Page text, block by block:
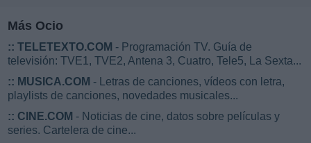
Más Ocio
:: TELETEXTO.COM - Programación TV. Guía de
televisión: TVE1, TVE2, Antena 3, Cuatro, Tele5, La Sexta...
:: MUSICA.COM - Letras de canciones, vídeos con letra,
playlists de canciones, novedades musicales...
:: CINE.COM - Noticias de cine, datos sobre películas y
series. Cartelera de cine...